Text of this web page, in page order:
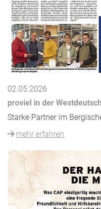
02.05.2026
proviel in der
Starke Partner im
mehr erfahren